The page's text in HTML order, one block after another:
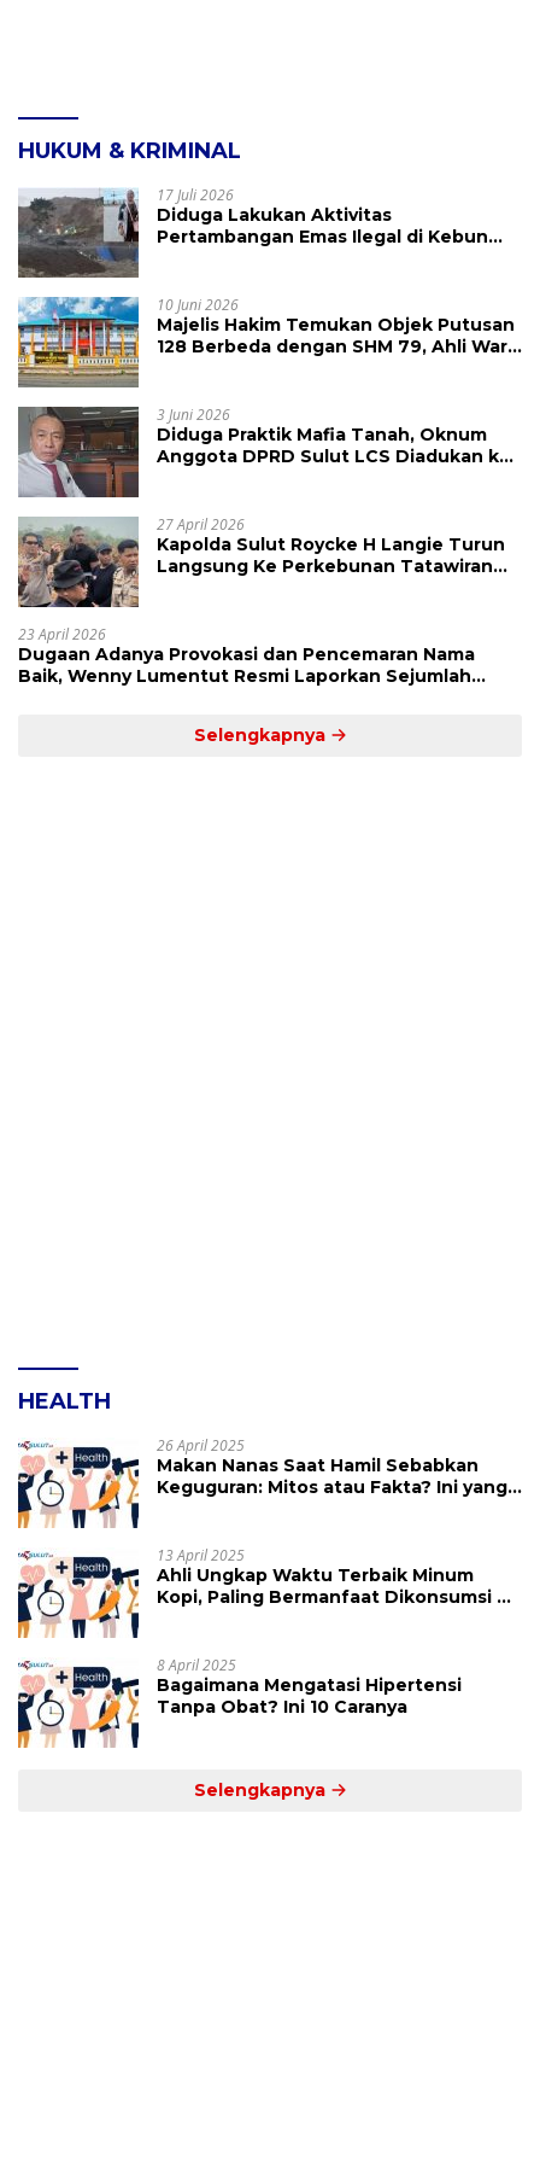
HUKUM & KRIMINAL
17 Juli 2026
Diduga Lakukan Aktivitas
Pertambangan Emas Ilegal di Kebun
10 Juni 2026
Majelis Hakim Temukan Objek Putusan
128 Berbeda dengan SHM 79, Ahli Waris
3 Juni 2026
Diduga Praktik Mafia Tanah, Oknum
Anggota DPRD Sulut LCS Diadukan ke
27 April 2026
Kapolda Sulut Roycke H Langie Turun
Langsung Ke Perkebunan Tatawiran
23 April 2026
Dugaan Adanya Provokasi dan Pencemaran Nama
Baik, Wenny Lumentut Resmi Laporkan Sejumlah
Selengkapnya
HEALTH
26 April 2025
Makan Nanas Saat Hamil Sebabkan
Keguguran: Mitos atau Fakta? Ini yang
13 April 2025
Ahli Ungkap Waktu Terbaik Minum
Kopi, Paling Bermanfaat Dikonsumsi di
8 April 2025
Bagaimana Mengatasi Hipertensi
Tanpa Obat? Ini 10 Caranya
Selengkapnya